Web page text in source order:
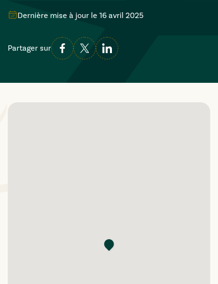
Dernière mise à jour le 16 avril 2025
Partager sur